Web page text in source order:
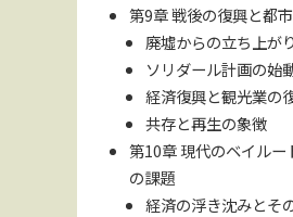
第9章 戦後の復興と都
廃墟からの立ち上が
ソリダール計画の始
経済復興と観光業の
共存と再生の象徴
第10章 現代のベイルー
の課題
経済の浮き沈みとそ